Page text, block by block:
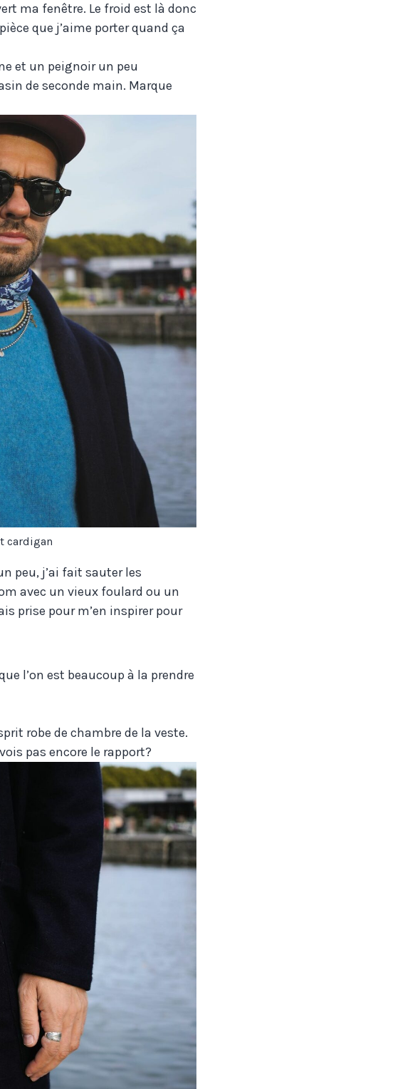
ma fenêtre. Le froid est là donc
que j’aime porter quand ça
et un peignoir un peu
de seconde main. Marque
cardigan
peu, j’ai fait sauter les
avec un vieux foulard ou un
prise pour m’en inspirer pour
l’on est beaucoup à la prendre
robe de chambre de la veste.
pas encore le rapport?